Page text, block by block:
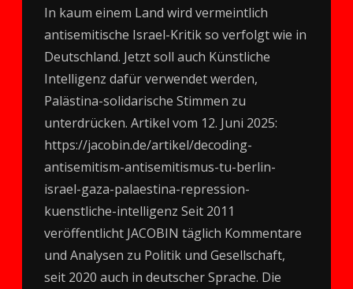
In kaum einem Land wird vermeintlich
antisemitische Israel-Kritik so verfolgt wie in
Deutschland. Jetzt soll auch Künstliche
Intelligenz dafür verwendet werden,
Palästina-solidarische Stimmen zu
unterdrücken. Artikel vom 12. Juni 2025:
https://jacobin.de/artikel/decoding-
antisemitism-antisemitismus-tu-berlin-
israel-gaza-palaestina-repression-
kuenstliche-intelligenz Seit 2011
veröffentlicht JACOBIN täglich Kommentare
und Analysen zu Politik und Gesellschaft,
seit 2020 auch in deutscher Sprache. Die